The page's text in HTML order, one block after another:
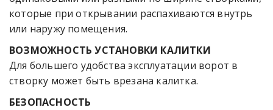
которые при открывании распахиваются внутрь
или наружу помещения.
ВОЗМОЖНОСТЬ УСТАНОВКИ КАЛИТКИ
Для большего удобства эксплуатации ворот в
створку может быть врезана калитка.
БЕЗОПАСНОСТЬ